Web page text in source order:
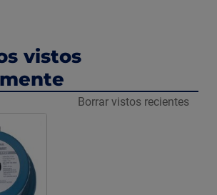
vistos
Borrar vistos recientes